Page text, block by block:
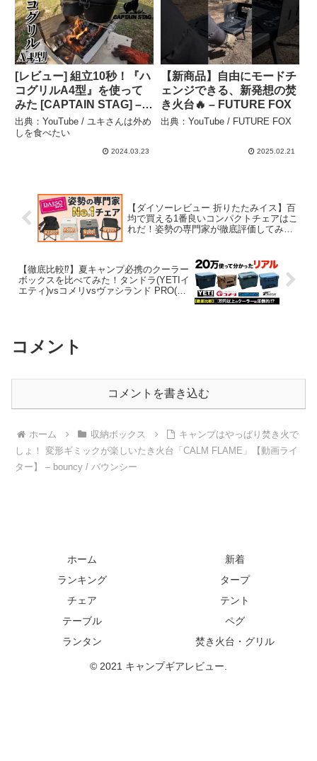
[レビュー] 組立10秒！『ハ
コグリルA4型』を使って
みた [CAPTAIN STAG] –
ユキさんは外めしを食べた
い
出典：YouTube / ユキさんは外め
しを食べたい
2024.03.23
【新商品】自由にモードチ
ェンジできる、新発想の焚
き火台🔥 – FUTURE FOX
出典：YouTube / FUTURE FOX
2025.02.21
【ダイソーレビュー 折りたたみイス】百
均で買える1番良いコンパクトチェアはこ
れだ！姿勢の専門家が徹底評価してみた
【徹底比較⁉️】夏キャンプ必携のクーラー
ボックスを比べてみた！タンドラ(YETIイ
エティ)vsコメリvsヴァシランド PRO(シ
コメント
コメントを書き込む
ホーム 収納ボックス
キャンプはやっぱり焚き火で
しょ！ 変形ギミックが楽しいたき火台「CALM FLAME」【動画ライ
ター】 – bouncy / バウンシー
ホーム
新着
ランキング
タープ
チェア
テント
テーブル
ペグ
ランタン
焚き火台・グリル
© 2021 キャンプギアレビュー.